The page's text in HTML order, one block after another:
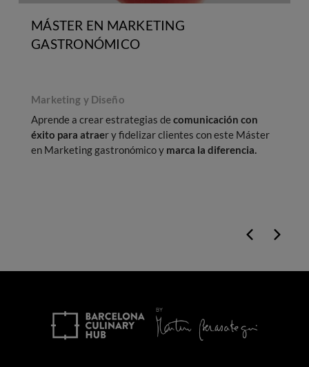
MÁSTER EN MARKETING
GASTRONÓMICO
Marketing y Diseño
Aprende a crear estrategias decomunicación con
éxito para atraer y fidelizar clientes con este Máster
en Marketing gastronómico y marca la diferencia.